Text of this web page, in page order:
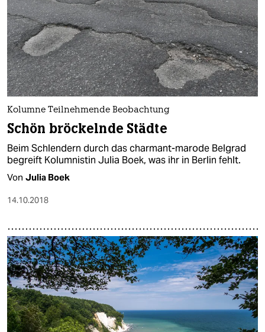
Kolumne Teilnehmende Beobachtung
Schön bröckelnde Städte
Beim Schlendern durch das charmant-marode Belgrad
begreift Kolumnistin Julia Boek, was ihr in Berlin fehlt.
Von Julia Boek
14.10.2018